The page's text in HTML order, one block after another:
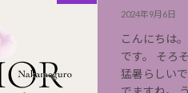
2024年9月6日
こんにちは
です。 そろ
猛暑らしい